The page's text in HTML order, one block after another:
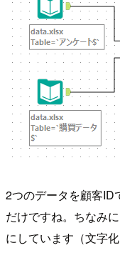
2つのデータを顧客ID
だけですね。ちなみ
にしています（文字化